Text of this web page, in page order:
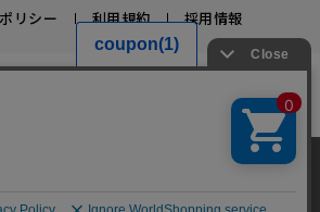
リシー 利用規約 採用情報
総合メーカー、エース公式サイト
グ直営店ならではの豊富なラインナップでご紹介！
ス・豊富な品揃え・安心のメーカー直営ストア
© ACE Co., Ltd. All rights reserved.
利便性向上のため、クッ